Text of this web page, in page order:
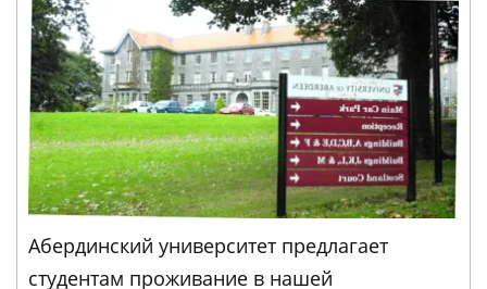
Абердинский университет предлагает
студентам проживание в нашей